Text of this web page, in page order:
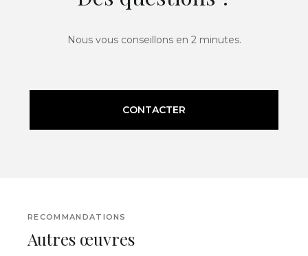
Nous vous conseillons en 2 minutes.
CONTACTER
RECOMMANDATIONS
Autres œuvres